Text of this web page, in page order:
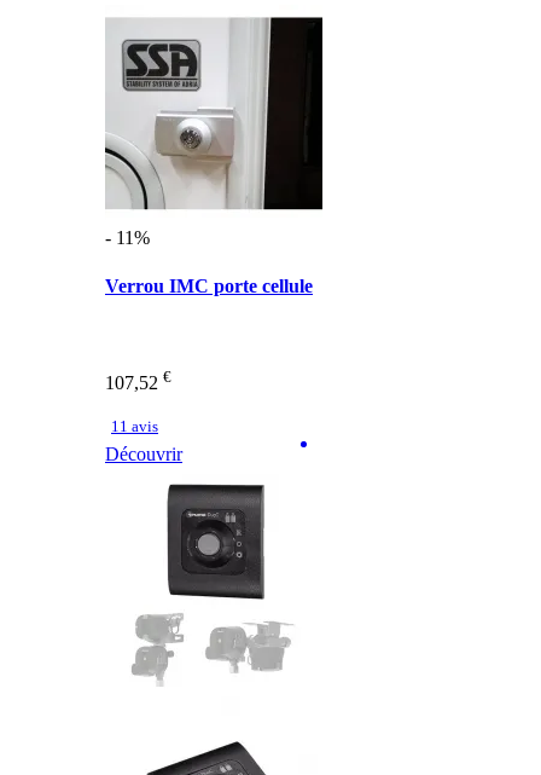
- 11%
Verrou IMC porte cellule
107,52 €
11 avis
Découvrir